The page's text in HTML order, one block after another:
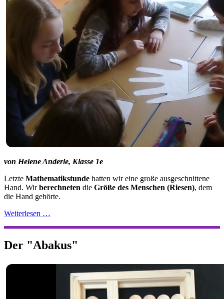
von Helene Anderle, Klasse 1e
Letzte Mathematikstunde hatten wir eine große ausgeschnittene
Hand. Wirberechneten die Größe des Menschen (Riesen), dem
die Hand gehörte.
Weiterlesen …
Der "Abakus"